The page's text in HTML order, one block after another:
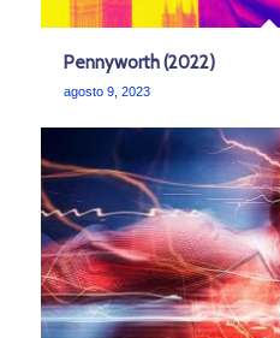
Pennyworth (2022)
agosto 9, 2023